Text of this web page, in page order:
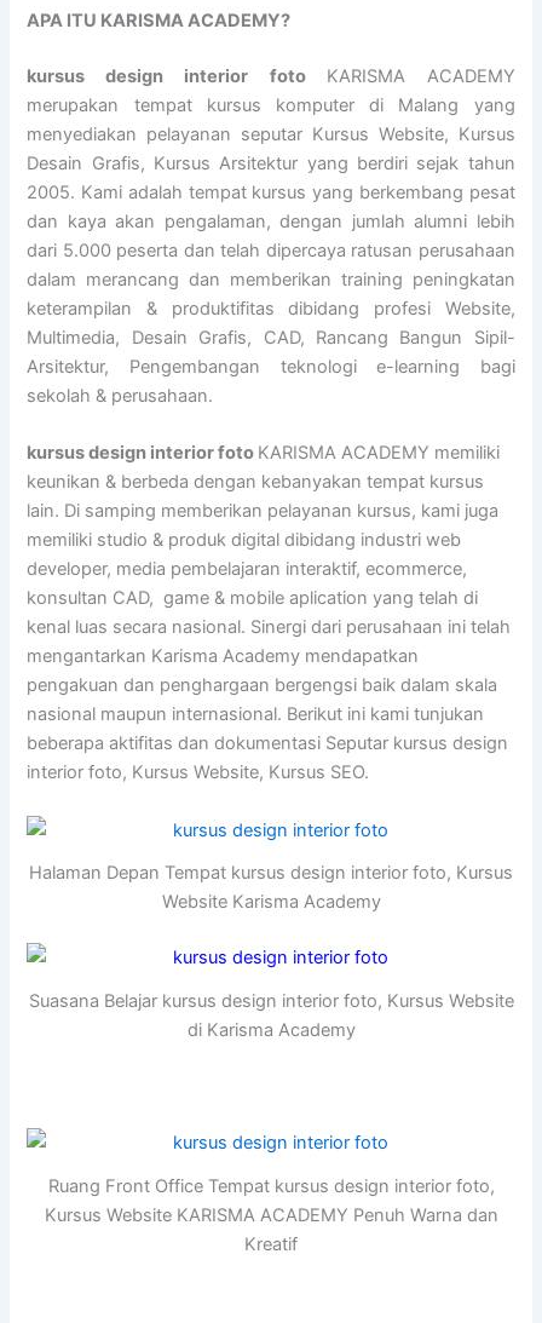
APA ITU KARISMA ACADEMY?
kursus design interior foto KARISMA ACADEMY
merupakan tempat kursus komputer di Malang yang
menyediakan pelayanan seputar Kursus Website, Kursus
Desain Grafis, Kursus Arsitektur yang berdiri sejak tahun
2005. Kami adalah tempat kursus yang berkembang pesat
dan kaya akan pengalaman, dengan jumlah alumni lebih
dari 5.000 peserta dan telah dipercaya ratusan perusahaan
dalam merancang dan memberikan training peningkatan
keterampilan & produktifitas dibidang profesi Website,
Multimedia, Desain Grafis, CAD, Rancang Bangun Sipil-
Arsitektur, Pengembangan teknologi e-learning bagi
sekolah & perusahaan.
kursus design interior foto KARISMA ACADEMY memiliki
keunikan & berbeda dengan kebanyakan tempat kursus
lain. Di samping memberikan pelayanan kursus, kami juga
memiliki studio & produk digital dibidang industri web
developer, media pembelajaran interaktif, ecommerce,
konsultan CAD, game & mobile aplication yang telah di
kenal luas secara nasional. Sinergi dari perusahaan ini telah
mengantarkan Karisma Academy mendapatkan
pengakuan dan penghargaan bergengsi baik dalam skala
nasional maupun internasional. Berikut ini kami tunjukan
beberapa aktifitas dan dokumentasi Seputar kursus design
interior foto, Kursus Website, Kursus SEO.
Halaman Depan Tempat kursus design interior foto, Kursus
Website Karisma Academy
Suasana Belajar kursus design interior foto, Kursus Website
di Karisma Academy
Ruang Front Office Tempat kursus design interior foto,
Kursus Website KARISMA ACADEMY Penuh Warna dan
Kreatif